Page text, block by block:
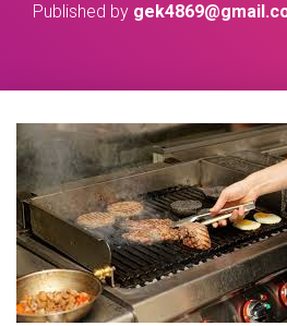
Published by